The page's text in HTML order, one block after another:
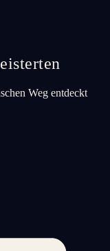
Weg entdeckt